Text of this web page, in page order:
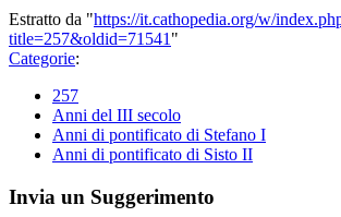
Estratto da "https://it.cathopedia.org/w/
title=257&oldid=71541 "
Categorie:
257
Anni del III secolo
Anni di pontificato di Stefano I
Anni di pontificato di Sisto II
Invia un Suggerimento